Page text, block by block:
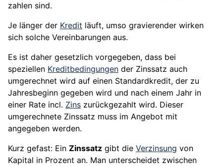
zahlen sind.
Je länger der Kredit läuft, umso gravierender wirken
sich solche Vereinbarungen aus.
Es ist daher gesetzlich vorgegeben, dass bei
speziellen Kreditbedingungen der Zinssatz auch
umgerechnet wird auf einen Standardkredit, der zu
Jahresbeginn gegeben wird und nach einem Jahr in
einer Rate incl. Zins zurückgezahlt wird. Dieser
umgerechnete Zinssatz muss im Angebot mit
angegeben werden.
Kurz gefast: Ein Zinssatz gibt die Verzinsung von
Kapital in Prozent an. Man unterscheidet zwischen